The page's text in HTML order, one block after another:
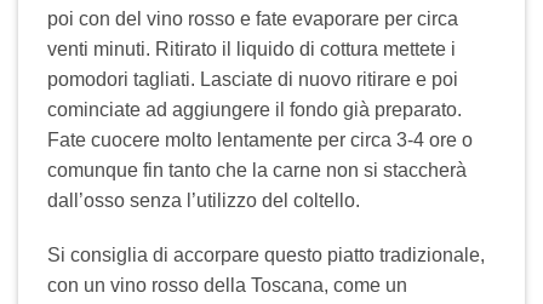
poi con del vino rosso e fate evaporare per circa
venti minuti. Ritirato il liquido di cottura mettete i
pomodori tagliati. Lasciate di nuovo ritirare e poi
cominciate ad aggiungere il fondo già preparato.
Fate cuocere molto lentamente per circa 3-4 ore o
comunque fin tanto che la carne non si staccherà
dall’osso senza l’utilizzo del coltello.
Si consiglia di accorpare questo piatto tradizionale,
con un vino rosso della Toscana, come un